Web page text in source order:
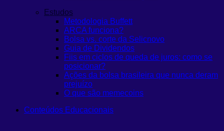
Estudos
Metodologia Buffett
ARCA funciona?
Bolsa vs. corte da Selicnovo
Guia de Dividendos
Fiis em ciclos de queda de juros: como se
posicionar?
Ações da bolsa brasileira que nunca deram
prejuízo
O que são memecoins
Conteúdos Educacionais